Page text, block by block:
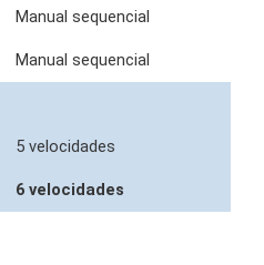
Manual sequencial
Manual sequencial
5 velocidades
6 velocidades